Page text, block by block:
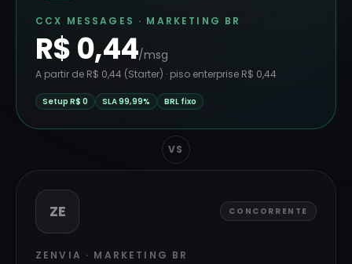
CCX MESSAGES · MARKETING BR
R$0,44/msg
A partir de R$ 0,44 (Starter) · piso enterprise R$ 0,44
Setup R$ 0 SLA 99,99% BRL fixo
VS
ZE CONCORRENTE
ZENVIA · MARKETING BR